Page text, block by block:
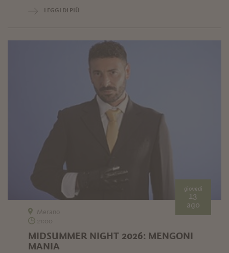
LEGGI DI PIÙ
giovedì
13
ago
Merano
21:00
MIDSUMMER NIGHT 2026: MENGONI
MANIA